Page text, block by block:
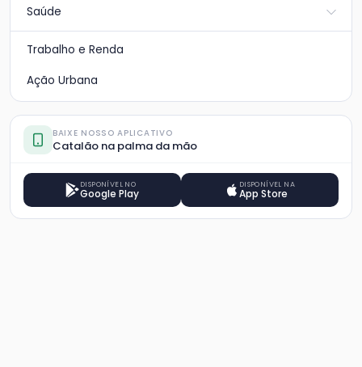
Saúde
Trabalho e Renda
Ação Urbana
BAIXE NOSSO APLICATIVO
Catalão na palma da mão
DISPONÍVEL NO
Google Play
DISPONÍVEL NA
App Store